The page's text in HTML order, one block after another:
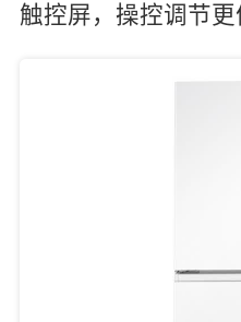
触控屏，操控调节更